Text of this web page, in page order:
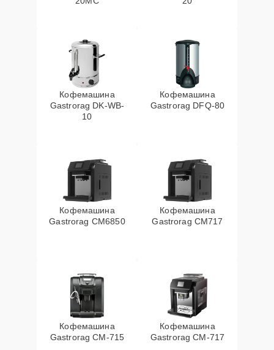
Кофемашина
Gastrorag DK-WB-
10
Кофемашина
Gastrorag DFQ-80
Кофемашина
Gastrorag CM6850
Кофемашина
Gastrorag CM717
Кофемашина
Gastrorag CM-715
Кофемашина
Gastrorag CM-717